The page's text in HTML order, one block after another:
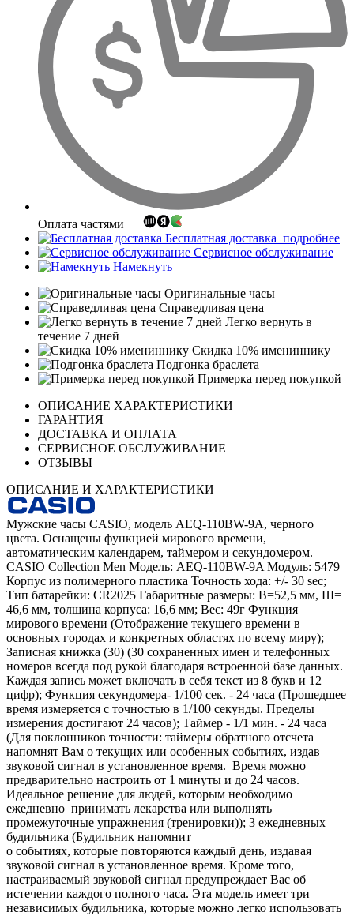
Оплата частями
Бесплатная доставка подробнее
Сервисное обслуживание
Намекнуть
Оригинальные часы
Справедливая цена
Легко вернуть в
течение 7 дней
Скидка 10% имениннику
Подгонка браслета
Примерка перед покупкой
ОПИСАНИЕ ХАРАКТЕРИСТИКИ
ГАРАНТИЯ
ДОСТАВКА И ОПЛАТА
СЕРВИСНОЕ ОБСЛУЖИВАНИЕ
ОТЗЫВЫ
ОПИСАНИЕ И ХАРАКТЕРИСТИКИ
Мужские часы CASIO, модель AEQ-110BW-9A, черного
цвета. Оснащены функцией мирового времени,
автоматическим календарем, таймером и секундомером.
CASIO Collection Men Модель: AEQ-110BW-9A Модуль: 5479
Корпус из полимерного пластика Точность хода: +/- 30 sec;
Тип батарейки: CR2025 Габаритные размеры: В=52,5 мм, Ш=
46,6 мм, толщина корпуса: 16,6 мм; Вес: 49г Функция
мирового времени (Отображение текущего времени в
основных городах и конкретных областях по всему миру);
Записная книжка (30) (30 сохраненных имен и телефонных
номеров всегда под рукой благодаря встроенной базе данных.
Каждая запись может включать в себя текст из 8 букв и 12
цифр); Функция секундомера- 1/100 сек. - 24 часа (Прошедшее
время измеряется с точностью в 1/100 секунды. Пределы
измерения достигают 24 часов); Таймер - 1/1 мин. - 24 часа
(Для поклонников точности: таймеры обратного отсчета
напомнят Вам о текущих или особенных событиях, издав
звуковой сигнал в установленное время. Время можно
предварительно настроить от 1 минуты и до 24 часов.
Идеальное решение для людей, которым необходимо
ежедневно принимать лекарства или выполнять
промежуточные упражнения (тренировки)); 3 ежедневных
будильника (Будильник напомнит
о событиях, которые повторяются каждый день, издавая
звуковой сигнал в установленное время. Кроме того,
настраиваемый звуковой сигнал предупреждает Вас об
истечении каждого полного часа. Эта модель имеет три
независимых будильника, которые можно легко использовать